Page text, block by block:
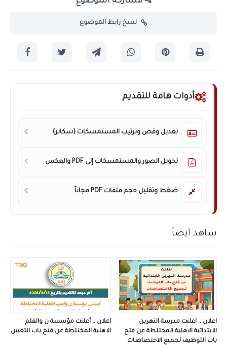
نسخ رابط الموضوع
أدوات هامة للتقديم
تعديل وقص وترتيب المستمسكات (سكانر)
تحويل الصور والمستمسكات إلى PDF والعكس
ضغط وتقليل حجم ملفات PDF مجاناً
شاهد أيضاً
اعلان .. اعلنت مدرسة النهرين
الابتدائية الاهلية المختلطة عن فتح
باب التوظيف لجميع الاختصاصات
اعلان .. أعلنت مؤسسة ن والقلم
الاهلية المختلطة عن فتح باب التعيين